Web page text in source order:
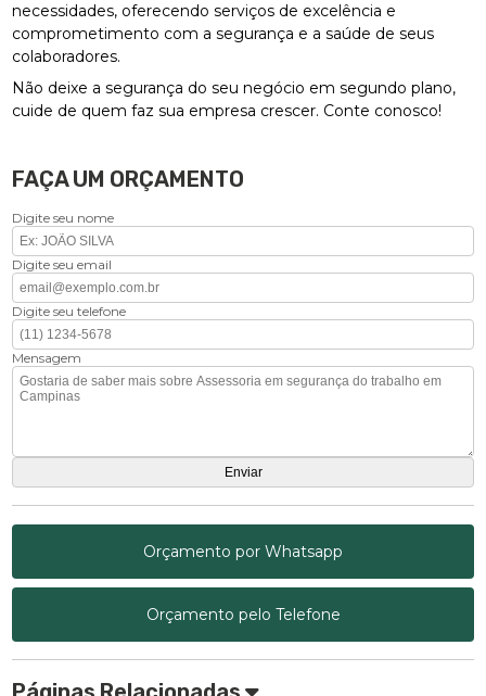
necessidades, oferecendo serviços de excelência e
comprometimento com a segurança e a saúde de seus
colaboradores.
Não deixe a segurança do seu negócio em segundo plano,
cuide de quem faz sua empresa crescer. Conte conosco!
FAÇA UM ORÇAMENTO
Digite seu nome
Digite seu email
Digite seu telefone
Mensagem
Orçamento por Whatsapp
Orçamento pelo Telefone